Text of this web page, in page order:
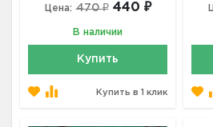
Цена: 470 ₽ 440 ₽
В наличии
Купить
Купить в 1 клик